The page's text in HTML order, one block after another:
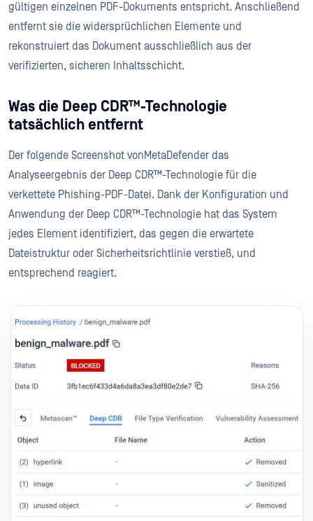
gültigen einzelnen PDF-Dokuments entspricht. Anschließend
entfernt sie die widersprüchlichen Elemente und
rekonstruiert das Dokument ausschließlich aus der
verifizierten, sicheren Inhaltsschicht.
Was die Deep CDR™-Technologie
tatsächlich entfernt
Der folgende Screenshot vonMetaDefender das
Analyseergebnis der Deep CDR™-Technologie für die
verkettete Phishing-PDF-Datei. Dank der Konfiguration und
Anwendung der Deep CDR™-Technologie hat das System
jedes Element identifiziert, das gegen die erwartete
Dateistruktur oder Sicherheitsrichtlinie verstieß, und
entsprechend reagiert.